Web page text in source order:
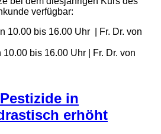
verfügbar:
10.00 bis 16.00 Uhr | Fr. Dr. von
bis 16.00 Uhr | Fr. Dr. von
in
erhöht